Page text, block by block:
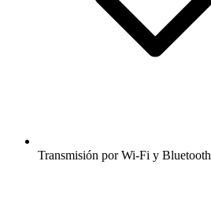
Transmisión por Wi-Fi y Bluetooth